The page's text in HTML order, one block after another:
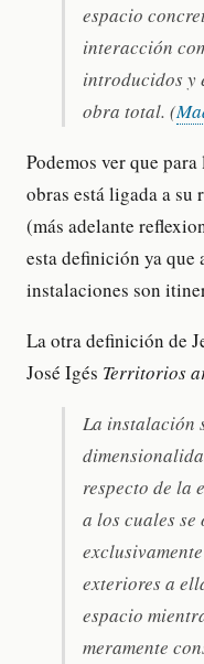
espacio
interacción
introducidos y
obra total. (
Podemos ver que
obras está ligada a su
(más adelante
esta definición ya que
instalaciones son
La otra definición de
José Igés Territorios
La instalación
respecto de la
a los cuales
exteriores a
espacio
meramente